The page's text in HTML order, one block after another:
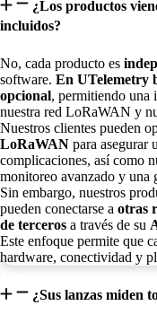
¿Los productos
incluidos?
No, cada producto es
software. En UTelemetry
opcional, permitiendo una
nuestra red LoRaWAN y
Nuestros clientes pueden
LoRaWAN para asegurar
complicaciones, así como
monitoreo avanzado y una
Sin embargo, nuestros
pueden conectarse a otras
de terceros a través de su
Este enfoque permite que
hardware, conectividad y
¿Sus lanzas miden